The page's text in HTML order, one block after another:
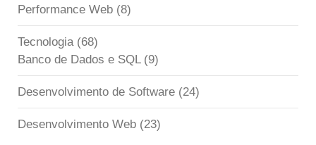
Performance Web (8)
Tecnologia(68)
Banco de Dados e SQL(9)
Desenvolvimento de Software (24)
Desenvolvimento Web (23)